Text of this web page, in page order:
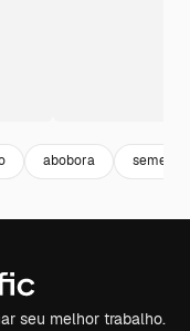
abobora
seu melhor trabalho.